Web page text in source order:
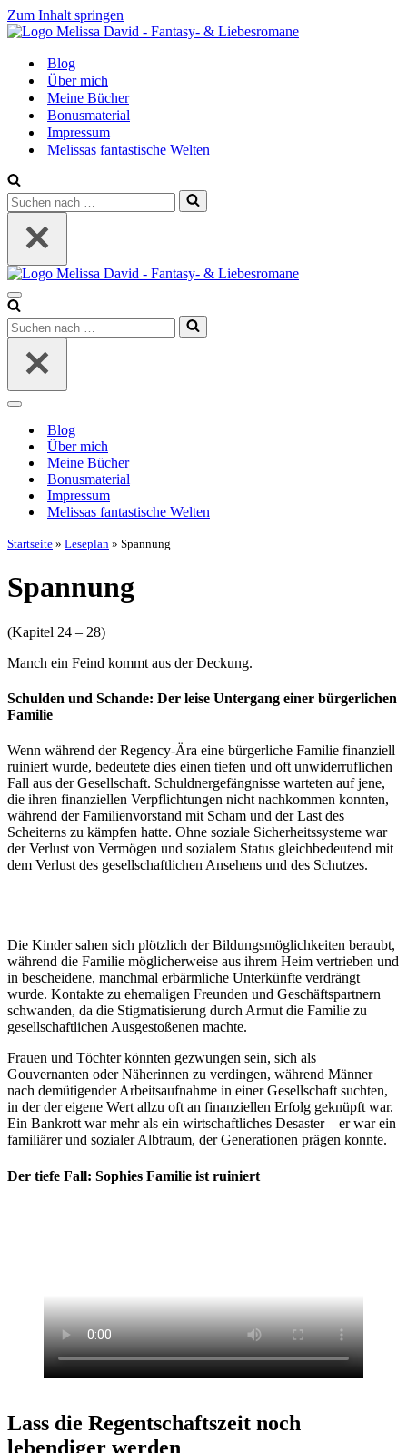
Zum Inhalt springen
Blog
Über mich
Meine Bücher
Bonusmaterial
Impressum
Melissas fantastische Welten
Suchen
nach …
Navigationsmenü
Suchen
nach …
Navigationsmenü
Blog
Über mich
Meine Bücher
Bonusmaterial
Impressum
Melissas fantastische Welten
Startseite » Leseplan » Spannung
Spannung
(Kapitel 24 – 28)
Manch ein Feind kommt aus der Deckung.
Schulden und Schande: Der leise Untergang einer bürgerlichen
Familie
Wenn während der Regency-Ära eine bürgerliche Familie finanziell
ruiniert wurde, bedeutete dies einen tiefen und oft unwiderruflichen
Fall aus der Gesellschaft. Schuldnergefängnisse warteten auf jene,
die ihren finanziellen Verpflichtungen nicht nachkommen konnten,
während der Familienvorstand mit Scham und der Last des
Scheiterns zu kämpfen hatte. Ohne soziale Sicherheitssysteme war
der Verlust von Vermögen und sozialem Status gleichbedeutend mit
dem Verlust des gesellschaftlichen Ansehens und des Schutzes.
Die Kinder sahen sich plötzlich der Bildungsmöglichkeiten beraubt,
während die Familie möglicherweise aus ihrem Heim vertrieben und
in bescheidene, manchmal erbärmliche Unterkünfte verdrängt
wurde. Kontakte zu ehemaligen Freunden und Geschäftspartnern
schwanden, da die Stigmatisierung durch Armut die Familie zu
gesellschaftlichen Ausgestoßenen machte.
Frauen und Töchter könnten gezwungen sein, sich als
Gouvernanten oder Näherinnen zu verdingen, während Männer
nach demütigender Arbeitsaufnahme in einer Gesellschaft suchten,
in der der eigene Wert allzu oft an finanziellen Erfolg geknüpft war.
Ein Bankrott war mehr als ein wirtschaftliches Desaster – er war ein
familiärer und sozialer Albtraum, der Generationen prägen konnte.
Der tiefe Fall: Sophies Familie ist ruiniert
Lass die Regentschaftszeit noch
lebendiger werden